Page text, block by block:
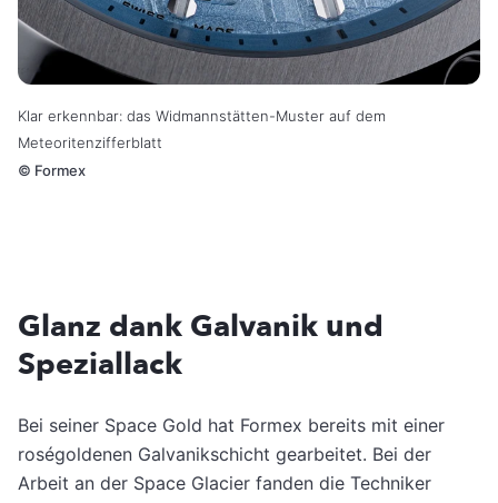
Klar erkennbar: das Widmannstätten-Muster auf dem
Meteoritenzifferblatt
© Formex
Glanz dank Galvanik und
Speziallack
Bei seiner Space Gold hat Formex bereits mit einer
roségoldenen Galvanikschicht gearbeitet. Bei der
Arbeit an der Space Glacier fanden die Techniker